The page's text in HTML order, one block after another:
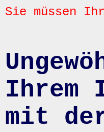
Sie müssen
Ihrem
mit